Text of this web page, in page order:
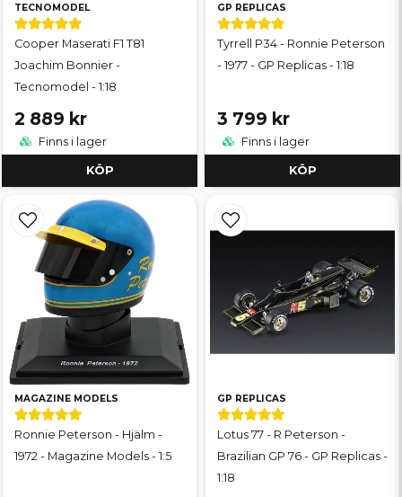
TECNOMODEL
Cooper Maserati F1 T81
Joachim Bonnier -
Tecnomodel - 1:18
2 889 kr
Finns i lager
KÖP
GP REPLICAS
Tyrrell P34 - Ronnie Peterson
- 1977 - GP Replicas - 1:18
3 799 kr
Finns i lager
KÖP
MAGAZINE MODELS
Ronnie Peterson - Hjälm -
1972 - Magazine Models - 1:5
GP REPLICAS
Lotus 77 - R Peterson -
Brazilian GP 76 - GP Replicas -
1:18